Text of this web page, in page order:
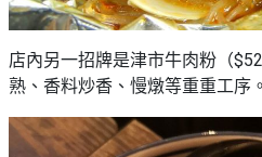
店內另一招牌是津市牛肉粉（
熟、香料炒香、慢燉等重重工序。